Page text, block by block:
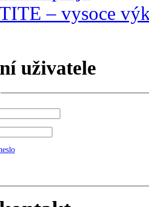
– vysoce
uživatele